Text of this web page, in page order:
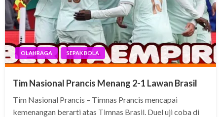
OLAHRAGA SEPAK BOLA
Tim Nasional Prancis Menang 2-1 Lawan Brasil
Tim Nasional Prancis – Timnas Prancis mencapai
kemenangan berarti atas Timnas Brasil. Duel uji coba di